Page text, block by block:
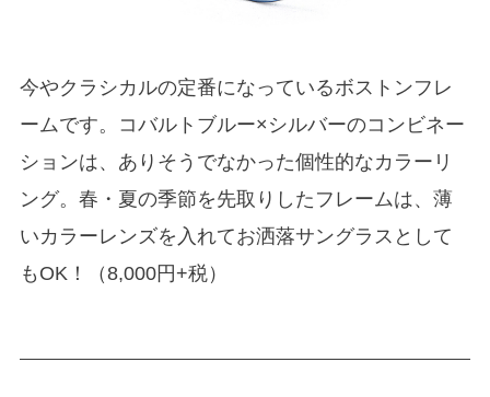
今やクラシカルの定番になっているボストンフレ
ームです。コバルトブルー×シルバーのコンビネー
ションは、ありそうでなかった個性的なカラーリ
ング。春・夏の季節を先取りしたフレームは、薄
いカラーレンズを入れてお洒落サングラスとして
もOK！（8,000円+税）